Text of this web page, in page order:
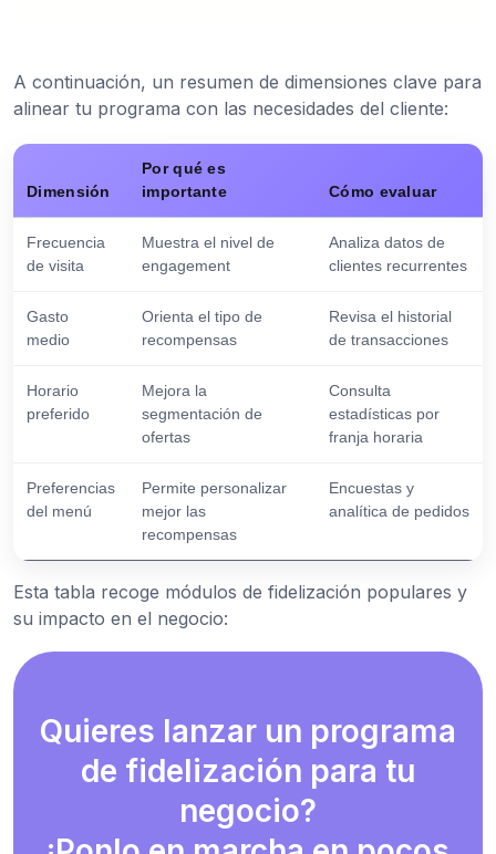
A continuación, un resumen de dimensiones clave para
alinear tu programa con las necesidades del cliente:
Dimensión
Por qué es
importante
Cómo evaluar
Frecuencia
de visita
Muestra el nivel de
engagement
Analiza datos de
clientes recurrentes
Gasto
medio
Orienta el tipo de
recompensas
Revisa el historial
de transacciones
Horario
preferido
Mejora la
segmentación de
ofertas
Consulta
estadísticas por
franja horaria
Preferencias
del menú
Permite personalizar
mejor las
recompensas
Encuestas y
analítica de pedidos
Esta tabla recoge módulos de fidelización populares y
su impacto en el negocio:
Quieres lanzar un programa
de fidelización para tu
negocio?